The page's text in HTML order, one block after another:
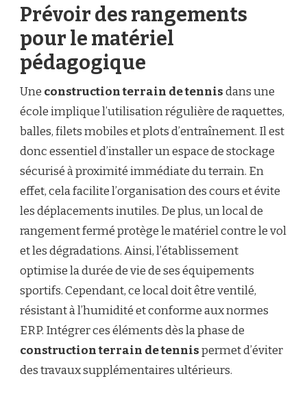
Prévoir des rangements
pour le matériel
pédagogique
Une construction terrain de tennisdans une
école implique l’utilisation régulière de raquettes,
balles, filets mobiles et plots d’entraînement. Il est
donc essentiel d’installer un espace de stockage
sécurisé à proximité immédiate du terrain. En
effet, cela facilite l’organisation des cours et évite
les déplacements inutiles. De plus, un local de
rangement fermé protège le matériel contre le vol
et les dégradations. Ainsi, l’établissement
optimise la durée de vie de ses équipements
sportifs. Cependant, ce local doit être ventilé,
résistant à l’humidité et conforme aux normes
ERP. Intégrer ces éléments dès la phase de
construction terrain de tennispermet d’éviter
des travaux supplémentaires ultérieurs.